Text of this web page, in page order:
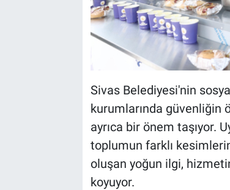
Sivas Belediyesi'nin
kurumlarında güvenliğin
ayrıca bir önem taşıyor.
toplumun farklı
oluşan yoğun ilgi,
koyuyor.